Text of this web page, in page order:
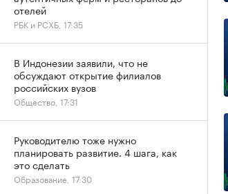
отелей
РБК и РСХБ, 17:35
В Индонезии заявили, что не
обсуждают открытие филиалов
российских вузов
Общество, 17:31
Руководителю тоже нужно
планировать развитие. 4 шага, как
это сделать
Образование, 17:30